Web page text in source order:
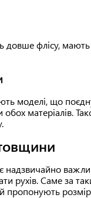
довше флісу,
моделі, що
матеріалів.
надзвичайно
рухів. Саме за